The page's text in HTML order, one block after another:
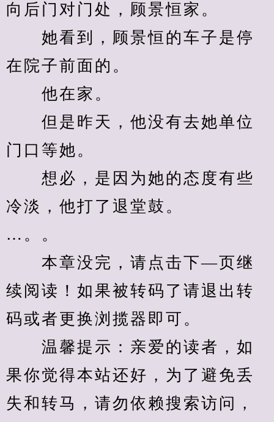
向后门对门处，顾景恒家。
她看到，顾景恒的车子是停
在院子前面的。
他在家。
但是昨天，他没有去她单位
门口等她。
想必，是因为她的态度有些
冷淡，他打了退堂鼓。
…。。
本章没完，请点击下—页继
续阅读！如果被转码了请退出转
码或者更换浏揽器即可。
温馨提示：亲爱的读者，如
果你觉得本站还好，为了避免丢
失和转马，请勿依赖搜索访问，